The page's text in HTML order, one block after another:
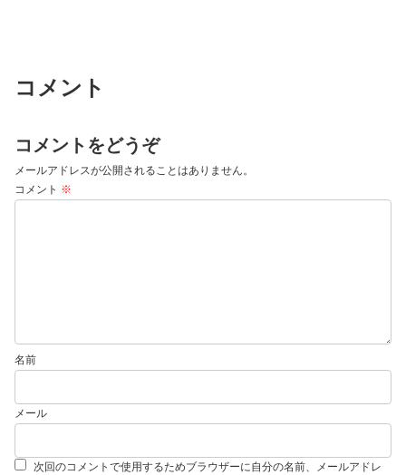
コメント
コメントをどうぞ
メールアドレスが公開されることはありません。
コメント ※
名前
メール
次回のコメントで使用するためブラウザーに自分の名前、メールアドレ